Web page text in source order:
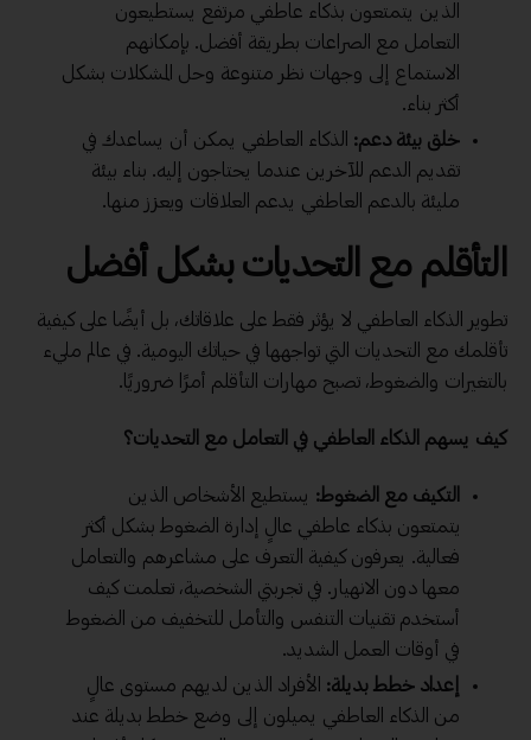
الذين يتمتعون بذكاء عاطفي مرتفع يستطيعون
التعامل مع الصراعات بطريقة أفضل. بإمكانهم
الاستماع إلى وجهات نظر متنوعة وحل المشكلات بشكل
أكثر بناء.
خلق بيئة دعم: الذكاء العاطفي يمكن أن يساعدك في
تقديم الدعم للآخرين عندما يحتاجون إليه. بناء بيئة
مليئة بالدعم العاطفي يدعم العلاقات ويعزز منها.
التأقلم مع التحديات بشكل أفضل
تطوير الذكاء العاطفي لا يؤثر فقط على علاقاتك، بل أيضًا على كيفية
تأقلمك مع التحديات التي تواجهها في حياتك اليومية. في عالم مليء
بالتغيرات والضغوط، تصبح مهارات التأقلم أمرًا ضروريًا.
كيف يسهم الذكاء العاطفي في التعامل مع التحديات؟
التكيف مع الضغوط: يستطيع الأشخاص الذين
يتمتعون بذكاء عاطفي عالٍ إدارة الضغوط بشكل أكثر
فعالية. يعرفون كيفية التعرف على مشاعرهم والتعامل
معها دون الانهيار. في تجربتي الشخصية، تعلمت كيف
أستخدم تقنيات التنفس والتأمل للتخفيف من الضغوط
في أوقات العمل الشديد.
إعداد خطط بديلة: الأفراد الذين لديهم مستوى عالٍ
من الذكاء العاطفي يميلون إلى وضع خطط بديلة عند